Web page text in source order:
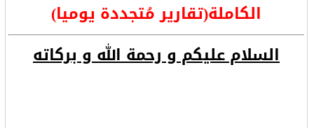
الكاملة(تقارير مُتجددة يوميا)
السلام عليكم و رحمة الله و بركاته